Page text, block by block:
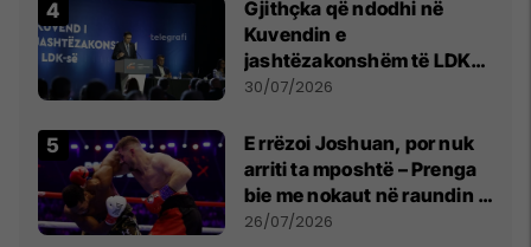
Gjithçka që ndodhi në
Kuvendin e
jashtëzakonshëm të LDK-
së
30/07/2026
E rrëzoi Joshuan, por nuk
arriti ta mposhtë – Prenga
bie me nokaut në raundin e
dytë
26/07/2026